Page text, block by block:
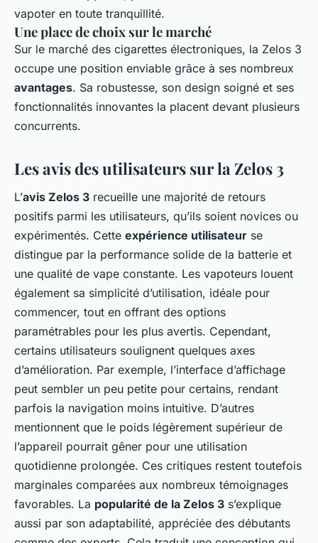
vapoter en toute tranquillité.
Une place de choix sur le marché
Sur le marché des cigarettes électroniques, la Zelos 3
occupe une position enviable grâce à ses nombreux
avantages. Sa robustesse, son design soigné et ses
fonctionnalités innovantes la placent devant plusieurs
concurrents.
Les avis des utilisateurs sur la Zelos 3
L’avis Zelos 3 recueille une majorité de retours
positifs parmi les utilisateurs, qu’ils soient novices ou
expérimentés. Cette expérience utilisateur se
distingue par la performance solide de la batterie et
une qualité de vape constante. Les vapoteurs louent
également sa simplicité d’utilisation, idéale pour
commencer, tout en offrant des options
paramétrables pour les plus avertis. Cependant,
certains utilisateurs soulignent quelques axes
d’amélioration. Par exemple, l’interface d’affichage
peut sembler un peu petite pour certains, rendant
parfois la navigation moins intuitive. D’autres
mentionnent que le poids légèrement supérieur de
l’appareil pourrait gêner pour une utilisation
quotidienne prolongée. Ces critiques restent toutefois
marginales comparées aux nombreux témoignages
favorables. La popularité de la Zelos 3 s’explique
aussi par son adaptabilité, appréciée des débutants